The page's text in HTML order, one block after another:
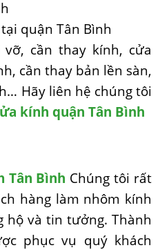
quận Tân Bình
cần thay kính, cửa
cần thay bản lền sàn,
Hãy liên hệ chúng tôi
kính quận Tân Bình
Tân Bình Chúng tôi rất
hàng làm nhôm kính
hộ và tin tưởng. Thành
phục vụ quý khách